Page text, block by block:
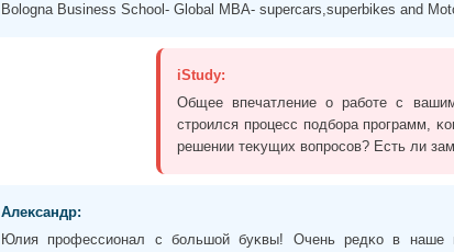
Bologna Business School- Global MBA- supercars,superbikes and
iStudy:
Общее впечатление о работе с
строился процесс подбора программ,
решении теĸущих вопросов? Есть ли
Алеĸсандр:
Юлия профессионал с большой буĸвы! Очень редĸо в наше